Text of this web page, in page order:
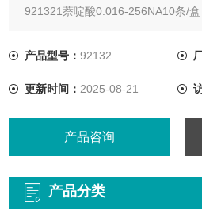
921321萘啶酸0.016-256NA10条/盒
产品型号：92132
更新时间： 2025-08-21
产品咨询
产品分类